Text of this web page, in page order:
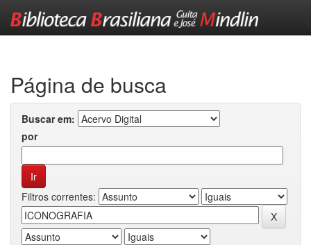
Página de busca
Buscar em:
por
Filtros correntes: